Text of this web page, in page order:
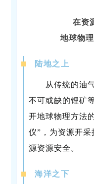
在资
地球物
陆地之上
从传统的油
不可或缺的锂矿
开地球物理方法
仪”，为资源开
源资源安全。
海洋之下